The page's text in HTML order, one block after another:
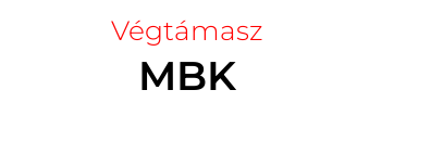
Végtámasz
MBK